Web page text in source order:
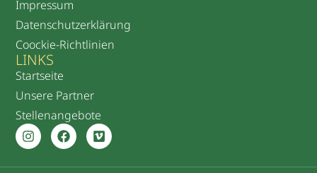
Impressum
Datenschutzerklärung
Coockie-Richtlinien
LINKS
Startseite
Unsere Partner
Stellenangebote